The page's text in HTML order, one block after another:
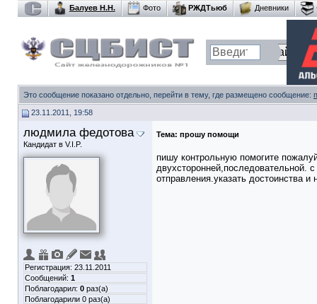
Балуев Н.Н. Фото РЖДТьюб Дневники
Это сообщение показано отдельно, перейти в тему, где размещено сообщение:
23.11.2011, 19:58
людмила федотова
Кандидат в V.I.P.
Регистрация: 23.11.2011
Сообщений: 1
Поблагодарил: 0 раз(а)
Поблагодарили 0 раз(а)
Тема: прошу помощи
пишу контрольную помогите
двухсторонней,последовательной.
отправления.указать достоинства и